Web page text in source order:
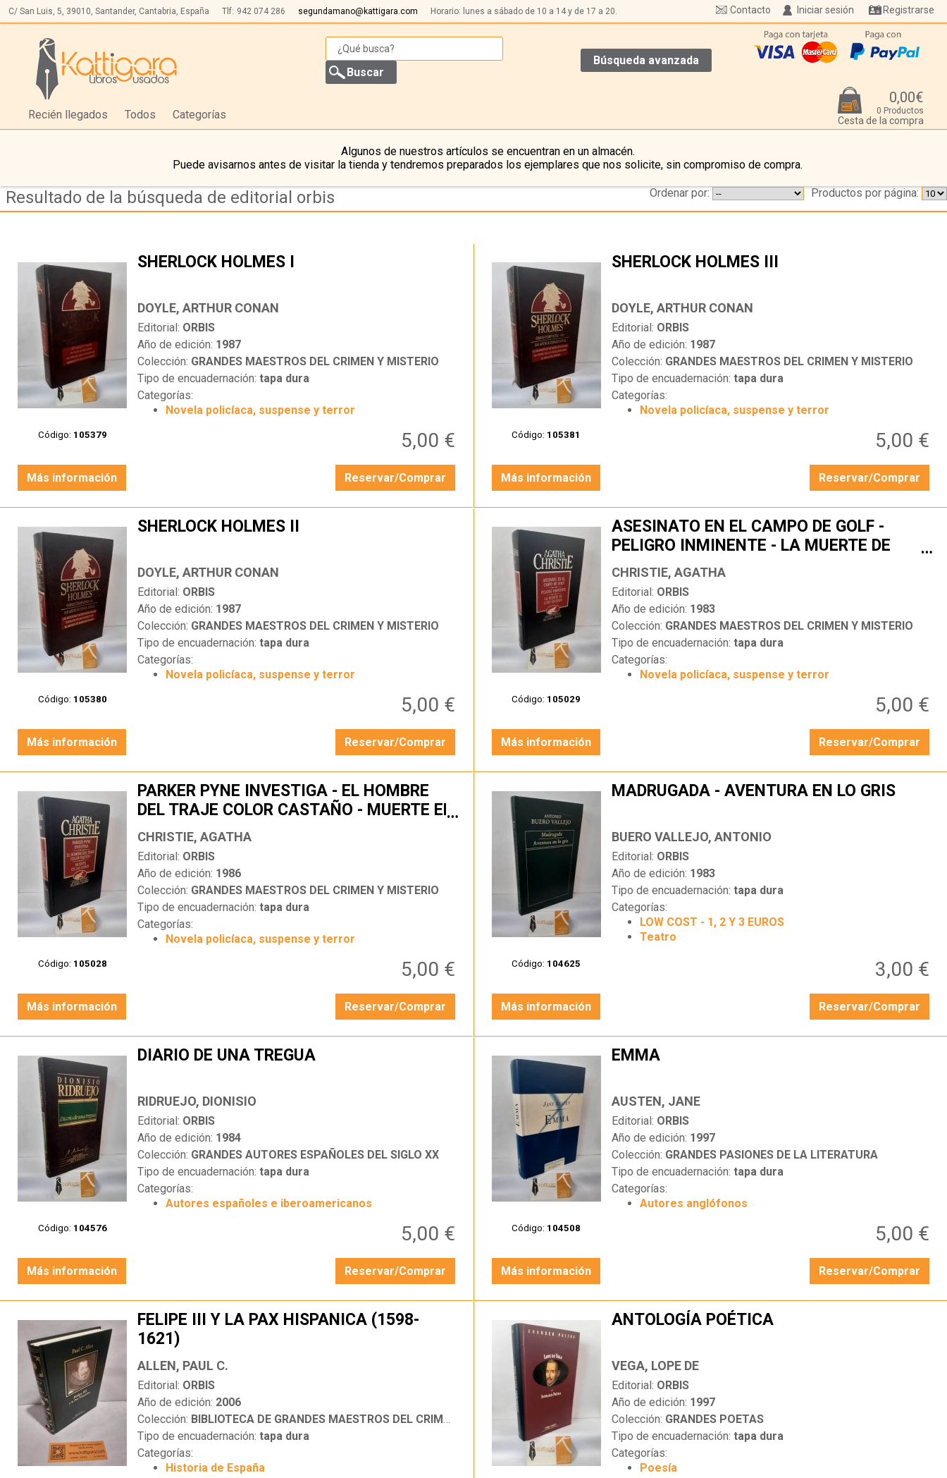
C/ San Luis, 5, 39010, Santander, Cantabria, España Tlf: 942 074 286 segundamano@kattigara.com Horario: lunes a sábado de 10 a 14 y de 17 a 20. Iniciar sesión Registrarse
Contacto
Búsqueda avanzada
Recién llegados Todos Categorías
0,00€
0 Productos
Cesta de la compra
Algunos de nuestros artículos se encuentran en un almacén.
Puede avisarnos antes de visitar la tienda y tendremos preparados los ejemplares que nos solicite, sin compromiso de compra.
Resultado de la búsqueda de editorial orbis Productos por página:
Ordenar por:
Código: 105379
SHERLOCK HOLMES I
DOYLE, ARTHUR CONAN
Editorial: ORBIS
Año de edición: 1987
Colección: GRANDES MAESTROS DEL CRIMEN Y MISTERIO
Tipo de encuadernación:tapa dura
Categorías:
Novela policíaca, suspense y terror
5,00 €
Más información Reservar/Comprar
Código: 105381
SHERLOCK HOLMES III
DOYLE, ARTHUR CONAN
Editorial: ORBIS
Año de edición: 1987
Colección: GRANDES MAESTROS DEL CRIMEN Y MISTERIO
Tipo de encuadernación: tapa dura
Categorías:
Novela policíaca, suspense y terror
5,00 €
Más información Reservar/Comprar
Código: 105380
SHERLOCK HOLMES II
DOYLE, ARTHUR CONAN
Editorial: ORBIS
Año de edición: 1987
Colección: GRANDES MAESTROS DEL CRIMEN Y MISTERIO
Tipo de encuadernación:tapa dura
Categorías:
Novela policíaca, suspense y terror
5,00 €
Más información Reservar/Comprar
Código: 105029
ASESINATO EN EL CAMPO DE GOLF -
PELIGRO INMINENTE - LA MUERTE DE
LORD EDGWARE
…
CHRISTIE, AGATHA
Editorial: ORBIS
Año de edición: 1983
Colección: GRANDES MAESTROS DEL CRIMEN Y MISTERIO
Tipo de encuadernación: tapa dura
Categorías:
Novela policíaca, suspense y terror
5,00 €
Más información Reservar/Comprar
Código: 105028
PARKER PYNE INVESTIGA - EL HOMBRE
DEL TRAJE COLOR CASTAÑO - MUERTE EN
LAS NUBES
…
CHRISTIE, AGATHA
Editorial: ORBIS
Año de edición: 1986
Colección: GRANDES MAESTROS DEL CRIMEN Y MISTERIO
Tipo de encuadernación:tapa dura
Categorías:
Novela policíaca, suspense y terror
5,00 €
Más información Reservar/Comprar
Código: 104625
MADRUGADA - AVENTURA EN LO GRIS
BUERO VALLEJO, ANTONIO
Editorial: ORBIS
Año de edición: 1983
Tipo de encuadernación: tapa dura
Categorías:
LOW COST - 1, 2 Y 3 EUROS
Teatro
3,00 €
Más información Reservar/Comprar
Código: 104576
DIARIO DE UNA TREGUA
RIDRUEJO, DIONISIO
Editorial: ORBIS
Año de edición: 1984
Colección: GRANDES AUTORES ESPAÑOLES DEL SIGLO XX
Tipo de encuadernación:tapa dura
Categorías:
Autores españoles e iberoamericanos
5,00 €
Más información Reservar/Comprar
Código: 104508
EMMA
AUSTEN, JANE
Editorial: ORBIS
Año de edición: 1997
Colección: GRANDES PASIONES DE LA LITERATURA
Tipo de encuadernación: tapa dura
Categorías:
Autores anglófonos
5,00 €
Más información Reservar/Comprar
FELIPE III Y LA PAX HISPANICA (1598-
1621)
ALLEN, PAUL C.
Editorial: ORBIS
Año de edición: 2006
Colección: BIBLIOTECA DE GRANDES MAESTROS DEL CRIMEN MISTERIO
Tipo de encuadernación:tapa dura
Categorías:
Historia de España
ANTOLOGÍA POÉTICA
VEGA, LOPE DE
Editorial: ORBIS
Año de edición: 1997
Colección: GRANDES POETAS
Tipo de encuadernación: tapa dura
Categorías:
Poesía